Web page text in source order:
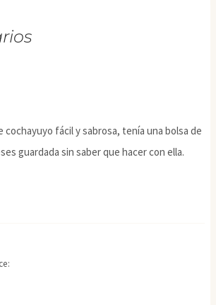
cochayuyo fácil y sabrosa, tenía una bolsa de
guardada sin saber que hacer con ella.